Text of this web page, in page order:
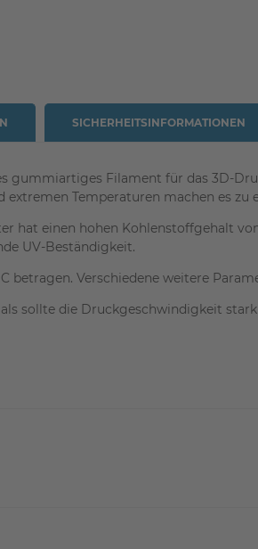
gummiartiges Filament für das 3D-
Temperaturen machen es zu
hat einen hohen Kohlenstoffgehalt
UV-Beständigkeit.
betragen. Verschiedene weitere
sollte die Druckgeschwindigkeit
SICHERHEITSINFORMATIONEN